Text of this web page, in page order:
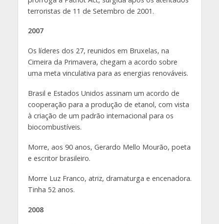
terroristas de 11 de Setembro de 2001.
2007
Os líderes dos 27, reunidos em Bruxelas, na
Cimeira da Primavera, chegam a acordo sobre
uma meta vinculativa para as energias renováveis.
Brasil e Estados Unidos assinam um acordo de
cooperação para a produção de etanol, com vista
à criação de um padrão internacional para os
biocombustíveis.
Morre, aos 90 anos, Gerardo Mello Mourão, poeta
e escritor brasileiro.
Morre Luz Franco, atriz, dramaturga e encenadora.
Tinha 52 anos.
2008